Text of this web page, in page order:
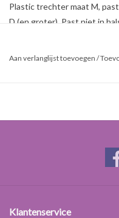
Plastic trechter maat M,
D (en groter). Past niet in
Diameter: 75 mm
Aan verlanglijst toevoegen /
Klantenservice